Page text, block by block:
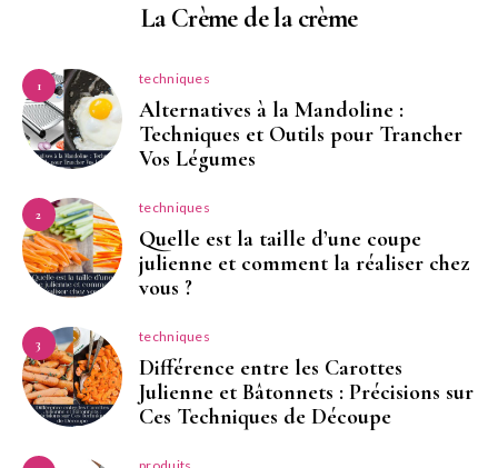
La Crème de la crème
1 techniques
Alternatives à la Mandoline :
Techniques et Outils pour Trancher
Vos Légumes
2 techniques
Quelle est la taille d’une coupe
julienne et comment la réaliser chez
vous ?
3 techniques
Différence entre les Carottes
Julienne et Bâtonnets : Précisions sur
Ces Techniques de Découpe